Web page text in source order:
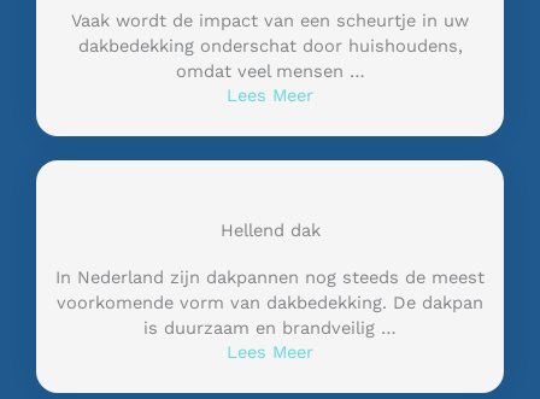
Vaak wordt de impact van een scheurtje in uw
dakbedekking onderschat door huishoudens,
omdat veel mensen …
Lees Meer
Hellend dak
In Nederland zijn dakpannen nog steeds de meest
voorkomende vorm van dakbedekking. De dakpan
is duurzaam en brandveilig …
Lees Meer